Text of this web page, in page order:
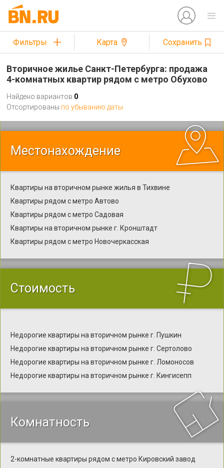
Фильтры Карта Сохранить
Вторичное жилье Санкт-Петербурга: продажа
4-комнатных квартир рядом с метро Обухово
Найдено вариантов 0
Отсортированы по убыванию даты
Местонахождение
Квартиры на вторичном рынке жилья в Тихвине
Квартиры рядом с метро Автово
Квартиры рядом с метро Садовая
Квартиры на вторичном рынке г. Кронштадт
Квартиры рядом с метро Новочеркасская
Стоимость
Недорогие квартиры на вторичном рынке г. Пушкин
Недорогие квартиры на вторичном рынке г. Сертолово
Недорогие квартиры на вторичном рынке г. Ломоносов
Недорогие квартиры на вторичном рынке г. Кингисепп
Комнатность
2-комнатные квартиры рядом с метро Кировский завод